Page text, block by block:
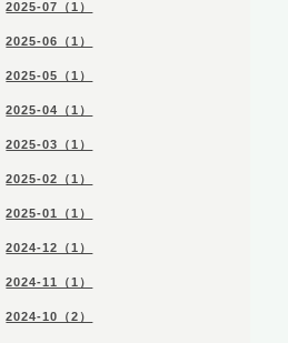
2025-07（1）
2025-06（1）
2025-05（1）
2025-04（1）
2025-03（1）
2025-02（1）
2025-01（1）
2024-12（1）
2024-11（1）
2024-10（2）